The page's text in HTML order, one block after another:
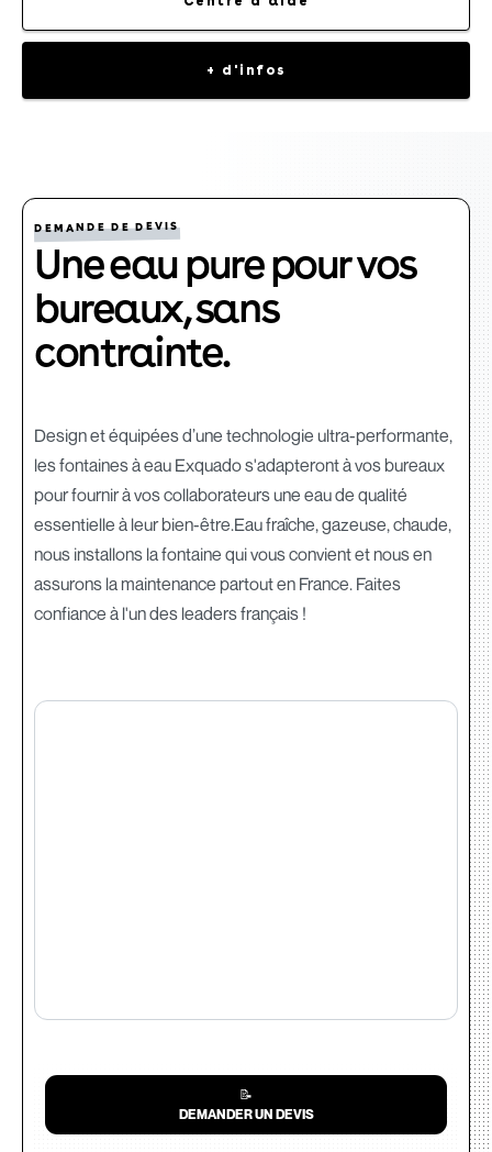
+ d'infos
DEMANDE DE DEVIS
Une eau pure pour vos
bureaux, sans
contrainte.
Design et équipées d’une technologie ultra-performante,
les fontaines à eau Exquado s'adapteront à vos bureaux
pour fournir à vos collaborateurs une eau de qualité
essentielle à leur bien-être.Eau fraîche, gazeuse, chaude,
nous installons la fontaine qui vous convient et nous en
assurons la maintenance partout en France. Faites
confiance à l'un des leaders français !‍
📝
DEMANDER UN DEVIS